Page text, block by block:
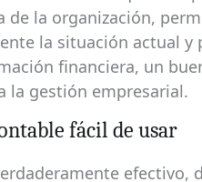
de la organización,
la situación actual y
financiera, un
la gestión empresarial.
fácil de usar
efectivo,